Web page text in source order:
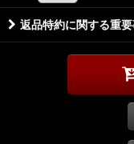
返品特約に関する重